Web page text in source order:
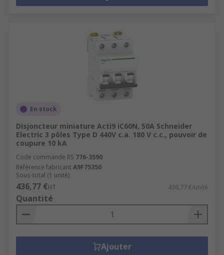
En stock
Disjoncteur miniature Acti9 iC60N, 50A Schneider
Electric 3 pôles Type D 440V c.a. 180 V c.c., pouvoir de
coupure 10 kA
Code commande RS 776-3590
Référence fabricantA9F75350
Sous-total (1 unité)
436,77 €HT 436,77 €/unité
Quantité
Ajouter